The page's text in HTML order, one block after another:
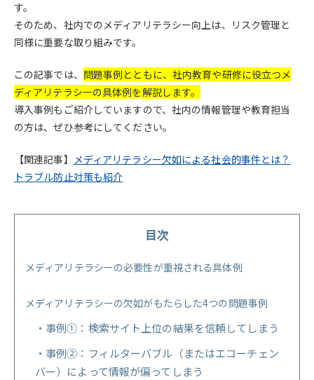
す。
そのため、社内でのメディアリテラシー向上は、リスク管理と
同様に重要な取り組みです。
この記事では、 問題事例とともに、社内教育や研修に役立つメ
ディアリテラシーの具体例を解説します。
導入事例もご紹介していますので、社内の情報管理や教育担当
の方は、ぜひ参考にしてください。
【関連記事】 メディアリテラシー欠如による社会的事件とは？
トラブル防止対策も紹介
目次
メディアリテラシーの必要性が重視される具体例
メディアリテラシーの欠如がもたらした4つの問題事例
事例①：検索サイト上位の結果を信頼してしまう
事例②：フィルターバブル（またはエコーチェン
バー）によって情報が偏ってしまう